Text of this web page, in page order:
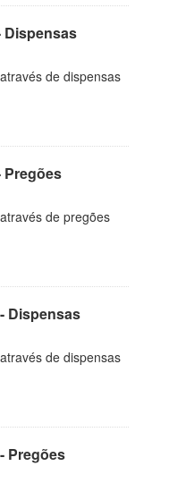
Dispensas
de dispensas
Pregões
de pregões
Dispensas
de dispensas
Pregões